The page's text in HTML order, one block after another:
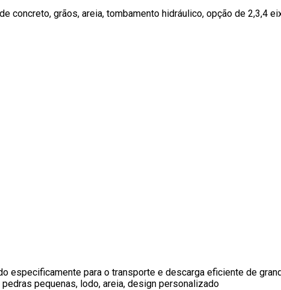
concreto, grãos, areia, tombamento hidráulico, opção de 2,3,4
especificamente para o transporte e descarga eficiente de
pequenas, lodo, areia, design personalizado